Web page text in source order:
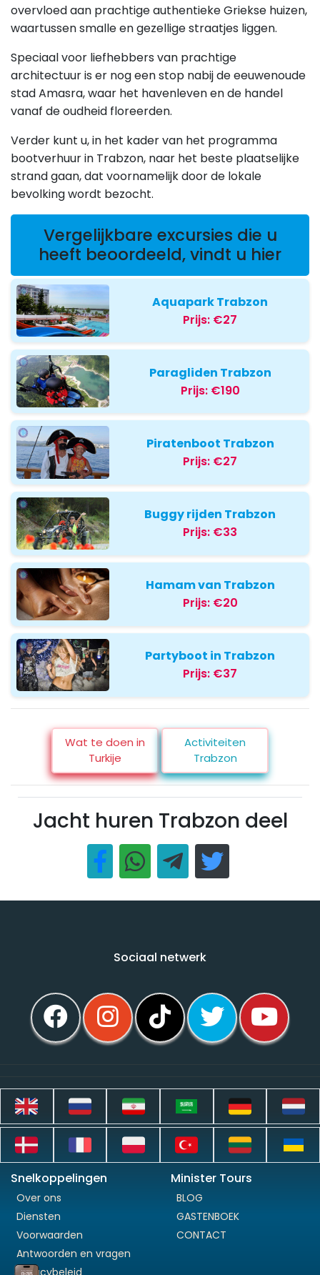
overvloed aan prachtige authentieke Griekse huizen,
waartussen smalle en gezellige straatjes liggen.
Speciaal voor liefhebbers van prachtige
architectuur is er nog een stop nabij de eeuwenoude
stad Amasra, waar het havenleven en de handel
vanaf de oudheid floreerden.
Verder kunt u, in het kader van het programma
bootverhuur in Trabzon, naar het beste plaatselijke
strand gaan, dat voornamelijk door de lokale
bevolking wordt bezocht.
Vergelijkbare excursies die u
heeft beoordeeld, vindt u hier
Aquapark Trabzon
Prijs: €27
Paragliden Trabzon
Prijs: €190
Piratenboot Trabzon
Prijs: €27
Buggy rijden Trabzon
Prijs: €33
Hamam van Trabzon
Prijs: €20
Partyboot in Trabzon
Prijs: €37
Wat te doen in
Turkije
Activiteiten
Trabzon
Jacht huren Trabzon deel
Sociaal netwerk
Snelkoppelingen
Over ons
Diensten
Voorwaarden
Antwoorden en vragen
Privacybeleid
Minister Tours
BLOG
GASTENBOEK
CONTACT